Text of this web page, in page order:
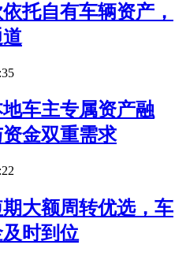
托自有车辆资产，
车主专属资产融
金双重需求
大额周转优选，车
时到位